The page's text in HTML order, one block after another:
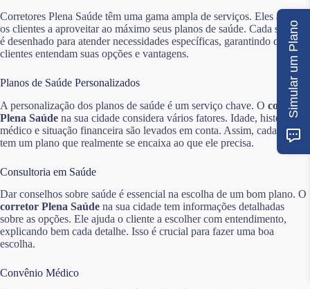
Corretores Plena Saúde têm uma gama ampla de serviços. Eles ajudam
os clientes a aproveitar ao máximo seus planos de saúde. Cada serviço
é desenhado para atender necessidades específicas, garantindo que os
clientes entendam suas opções e vantagens.
Planos de Saúde Personalizados
A personalização dos planos de saúde é um serviço chave. O corretor
Plena Saúde na sua cidade considera vários fatores. Idade, histórico
médico e situação financeira são levados em conta. Assim, cada cliente
tem um plano que realmente se encaixa ao que ele precisa.
Consultoria em Saúde
Dar conselhos sobre saúde é essencial na escolha de um bom plano. O
corretor Plena Saúde na sua cidade tem informações detalhadas
sobre as opções. Ele ajuda o cliente a escolher com entendimento,
explicando bem cada detalhe. Isso é crucial para fazer uma boa
escolha.
Convênio Médico
Simular um Plano